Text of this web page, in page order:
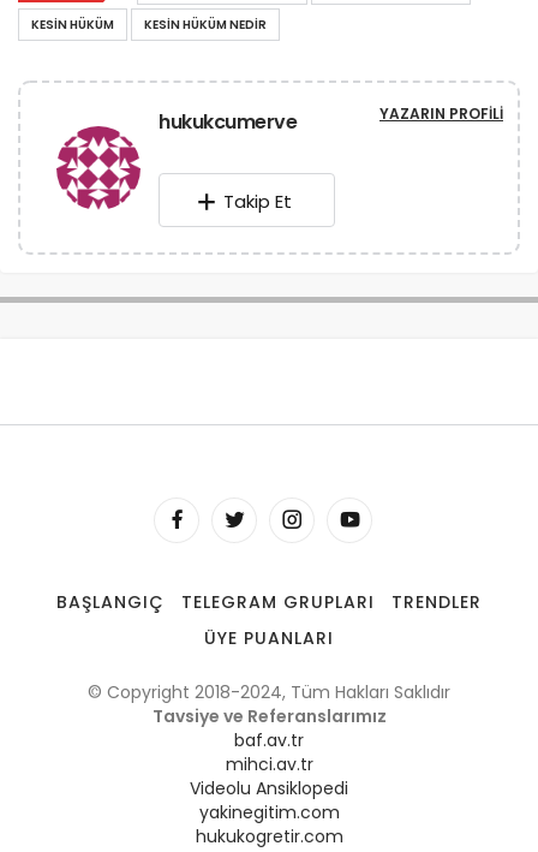
KESIN HÜKÜM
KESIN HÜKÜM NEDIR
hukukcumerve YAZARIN PROFILI
Takip Et
BAŞLANGIÇ TELEGRAM GRUPLARI
TRENDLER
ÜYE PUANLARI
© Copyright 2018-2024, Tüm Hakları Saklıdır
Tavsiye ve Referanslarımız
baf.av.tr
mihci.av.tr
Videolu Ansiklopedi
yakinegitim.com
hukukogretir.com